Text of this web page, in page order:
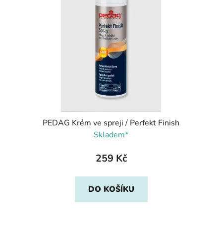
PEDAG Krém ve spreji / Perfekt Finish
Skladem*
259 Kč
DO KOŠÍKU